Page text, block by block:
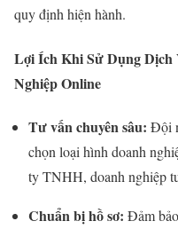
quy định hiện hành.
Lợi Ích Khi Sử Dụng
Nghiệp Online
Tư vấn chuyên sâu: Đội
chọn loại hình doanh
ty TNHH, doanh nghiệp
Chuẩn bị hồ sơ: Đảm